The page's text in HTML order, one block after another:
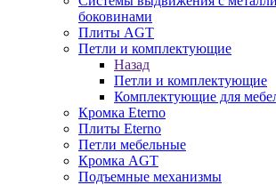
боковинами
Плиты AGT
Петли и комплектующие
Назад
Петли и комплектующие
Комплектующие для
Кромка Eterno
Плиты Eterno
Петли мебельные
Кромка AGT
Подъемные механизмы